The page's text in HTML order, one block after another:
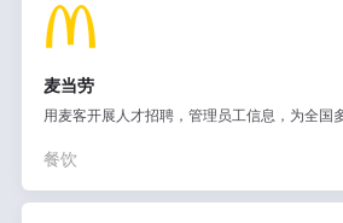
麦当劳
用麦客开展人才招聘，管理员工信息，为全国
餐饮